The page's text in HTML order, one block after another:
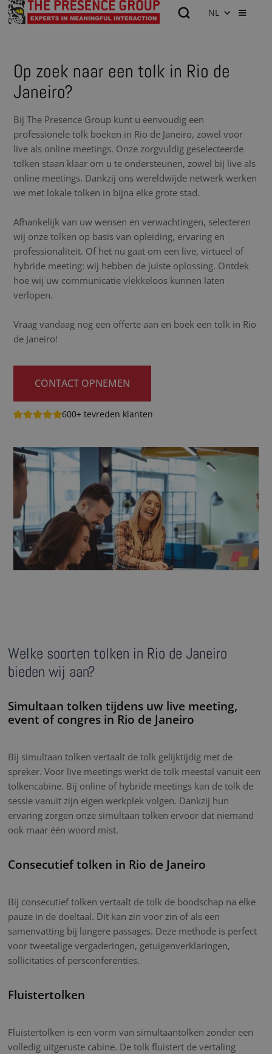
NL
Op zoek naar een tolk in Rio de
Janeiro?
Bij The Presence Group kunt u eenvoudig een
professionele tolk boeken in Rio de Janeiro, zowel voor
live als online meetings. Onze zorgvuldig geselecteerde
tolken staan klaar om u te ondersteunen, zowel bij live als
online meetings. Dankzij ons wereldwijde netwerk werken
we met lokale tolken in bijna elke grote stad.
Afhankelijk van uw wensen en verwachtingen, selecteren
wij onze tolken op basis van opleiding, ervaring en
professionaliteit. Of het nu gaat om een live, virtueel of
hybride meeting: wij hebben de juiste oplossing. Ontdek
hoe wij uw communicatie vlekkeloos kunnen laten
verlopen.
Vraag vandaag nog een offerte aan en boek een tolk in Rio
de Janeiro!
CONTACT OPNEMEN
600+ tevreden klanten
Welke soorten tolken in Rio de Janeiro
bieden wij aan?
Simultaan tolken tijdens uw live meeting,
event of congres in Rio de Janeiro
Bij simultaan tolken vertaalt de tolk gelijktijdig met de
spreker. Voor live meetings werkt de tolk meestal vanuit een
tolkencabine. Bij online of hybride meetings kan de tolk de
sessie vanuit zijn eigen werkplek volgen. Dankzij hun
ervaring zorgen onze simultaan tolken ervoor dat niemand
ook maar één woord mist.
Consecutief tolken in Rio de Janeiro
Bij consecutief tolken vertaalt de tolk de boodschap na elke
pauze in de doeltaal. Dit kan zin voor zin of als een
samenvatting bij langere passages. Deze methode is perfect
voor tweetalige vergaderingen, getuigenverklaringen,
sollicitaties of persconferenties.
Fluistertolken
Fluistertolken is een vorm van simultaantolken zonder een
volledig uitgeruste cabine. De tolk fluistert de vertaling